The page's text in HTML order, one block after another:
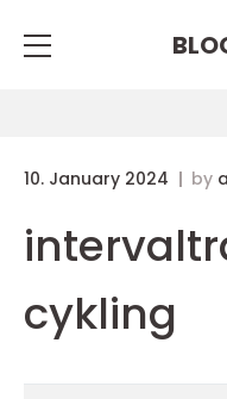
10. January 2024 by
cykling